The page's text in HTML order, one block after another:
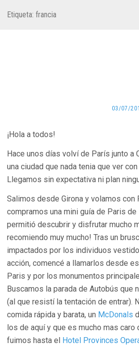
Etiqueta: francia
03/07/
¡Hola a todos!
Hace unos días volví de París junto a
una ciudad que nada tenia que ver
Llegamos sin expectativa ni plan
Salimos desde Girona y volamos con
compramos una mini guía de Paris de
permitió descubrir y disfrutar mucho
recomiendo muy mucho! Tras un
impactados por los individuos
acción, comencé a llamarlos desde
Paris y por los monumentos
Buscamos la parada de Autobús que
(al que resistí la tentación de entrar).
comida rápida y barata, un McDonals
los de aquí y que es mucho mas caro
fuimos hasta el Hotel Provinces